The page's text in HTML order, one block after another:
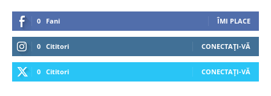
0 Fani ÎMI PLACE
0 Cititori CONECTAȚI-VĂ
0 Cititori CONECTAȚI-VĂ